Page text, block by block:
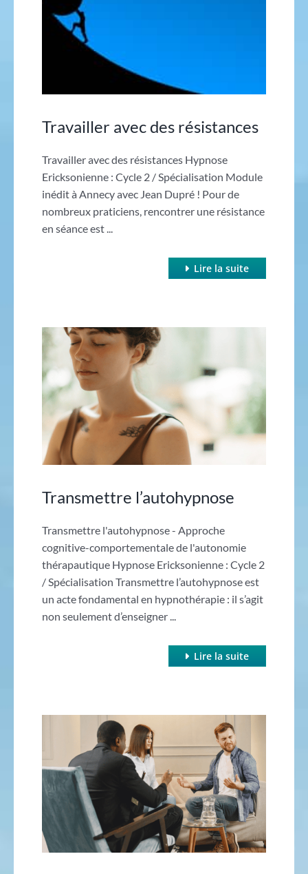
Travailler avec des résistances
Travailler avec des résistances Hypnose
Ericksonienne : Cycle 2 / Spécialisation Module
inédit à Annecy avec Jean Dupré ! Pour de
nombreux praticiens, rencontrer une résistance
en séance est ...
Lire la suite
Transmettre l’autohypnose
Transmettre l'autohypnose - Approche
cognitive-comportementale de l'autonomie
thérapautique Hypnose Ericksonienne : Cycle 2
/ Spécialisation Transmettre l’autohypnose est
un acte fondamental en hypnothérapie : il s’agit
non seulement d’enseigner ...
Lire la suite